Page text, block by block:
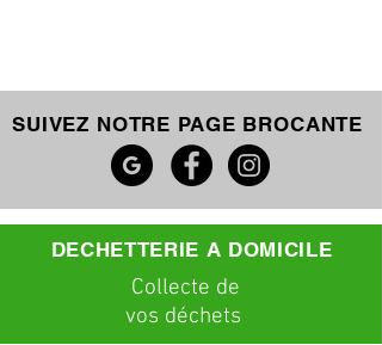
SUIVEZ NOTRE PAGE BROCANTE
DECHETTERIE A DOMICILE
Collecte de
vos déchets